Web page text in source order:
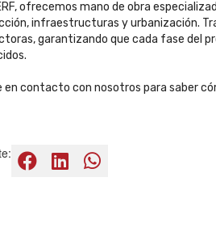
ofrecemos mano de obra
infraestructuras y urbanización.
garantizando que cada fase del
en contacto con nosotros para saber